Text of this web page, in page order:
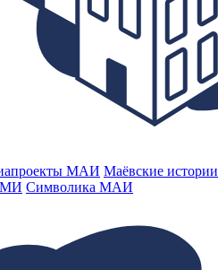
МАИ Маёвские
Символика МАИ